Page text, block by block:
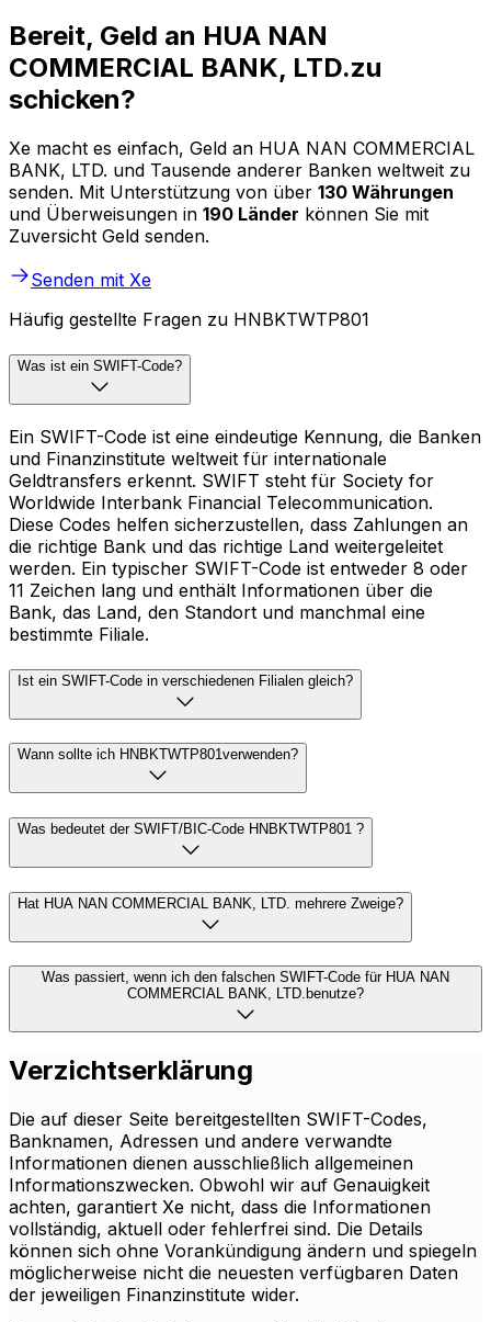
Bereit, Geld an HUA NAN
COMMERCIAL BANK, LTD.zu
schicken?
Xe macht es einfach, Geld an HUA NAN COMMERCIAL
BANK, LTD. und Tausende anderer Banken weltweit zu
senden. Mit Unterstützung von über 130 Währungen
und Überweisungen in 190 Länder können Sie mit
Zuversicht Geld senden.
Senden mit Xe
Häufig gestellte Fragen zu HNBKTWTP801
Was ist ein SWIFT-Code?
Ein SWIFT-Code ist eine eindeutige Kennung, die Banken
und Finanzinstitute weltweit für internationale
Geldtransfers erkennt. SWIFT steht für Society for
Worldwide Interbank Financial Telecommunication.
Diese Codes helfen sicherzustellen, dass Zahlungen an
die richtige Bank und das richtige Land weitergeleitet
werden. Ein typischer SWIFT-Code ist entweder 8 oder
11 Zeichen lang und enthält Informationen über die
Bank, das Land, den Standort und manchmal eine
bestimmte Filiale.
Ist ein SWIFT-Code in verschiedenen Filialen gleich?
Wann sollte ich HNBKTWTP801verwenden?
Was bedeutet der SWIFT/BIC-Code HNBKTWTP801 ?
Hat HUA NAN COMMERCIAL BANK, LTD. mehrere Zweige?
Was passiert, wenn ich den falschen SWIFT-Code für HUA NAN
COMMERCIAL BANK, LTD.benutze?
Verzichtserklärung
Die auf dieser Seite bereitgestellten SWIFT-Codes,
Banknamen, Adressen und andere verwandte
Informationen dienen ausschließlich allgemeinen
Informationszwecken. Obwohl wir auf Genauigkeit
achten, garantiert Xe nicht, dass die Informationen
vollständig, aktuell oder fehlerfrei sind. Die Details
können sich ohne Vorankündigung ändern und spiegeln
möglicherweise nicht die neuesten verfügbaren Daten
der jeweiligen Finanzinstitute wider.